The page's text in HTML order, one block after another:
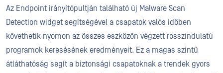
Az Endpoint irányítópultján található új Malware Scan
Detection widget segítségével a csapatok valós időben
követhetik nyomon az összes eszközön végzett rosszindulatú
programok keresésének eredményeit. Ez a magas szintű
átláthatóság segít a biztonsági csapatoknak a trendek gyors